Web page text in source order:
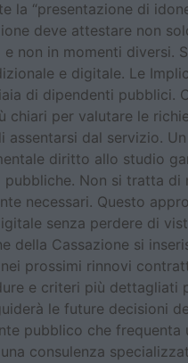
la “presentazione di
deve attestare non
non in momenti diversi.
e digitale. Le
di dipendenti pubblici.
per valutare le
dal servizio.
diritto allo studio
Non si tratta
necessari. Questo
senza perdere di
Cassazione si
prossimi rinnovi
e criteri più dettagliati
le future decisioni
pubblico che frequenta
consulenza